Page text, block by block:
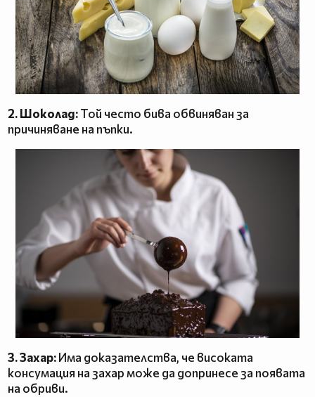
2. Шоколад:Той често бива обвиняван за
причиняване на пъпки.
3. Захар:Има доказателства, че високата
консумация на захар може да допринесе за появата
на обриви.